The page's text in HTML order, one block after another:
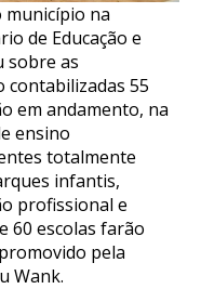
município na
de Educação e
sobre as
contabilizadas 55
em andamento, na
ensino
totalmente
infantis,
profissional e
60 escolas farão
pela
Wank.